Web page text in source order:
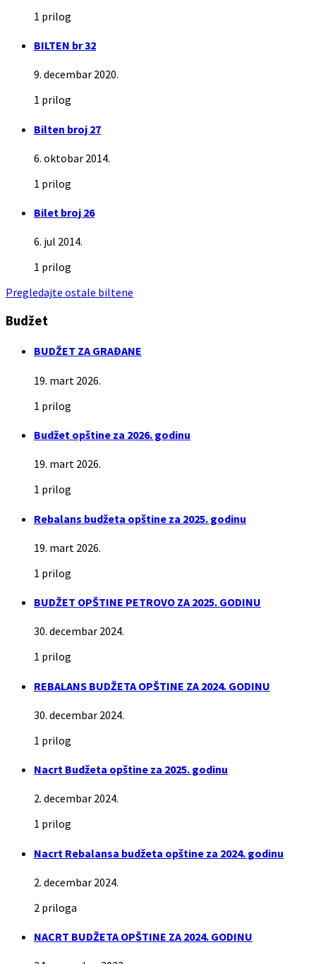
1 prilog
BILTEN br 32
9. decembar 2020.
1 prilog
Bilten broj 27
6. oktobar 2014.
1 prilog
Bilet broj 26
6. jul 2014.
1 prilog
Pregledajte ostale biltene
Budžet
BUDŽET ZA GRAĐANE
19. mart 2026.
1 prilog
Budžet opštine za 2026. godinu
19. mart 2026.
1 prilog
Rebalans budžeta opštine za 2025. godinu
19. mart 2026.
1 prilog
BUDŽET OPŠTINE PETROVO ZA 2025. GODINU
30. decembar 2024.
1 prilog
REBALANS BUDŽETA OPŠTINE ZA 2024. GODINU
30. decembar 2024.
1 prilog
Nacrt Budžeta opštine za 2025. godinu
2. decembar 2024.
1 prilog
Nacrt Rebalansa budžeta opštine za 2024. godinu
2. decembar 2024.
2 priloga
NACRT BUDŽETA OPŠTINE ZA 2024. GODINU